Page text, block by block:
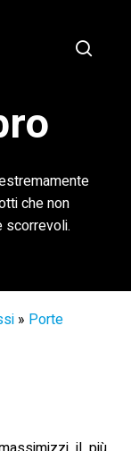
cerca
che non
scorrevoli.
» Porte